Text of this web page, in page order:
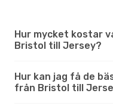
Hur mycket kostar
Bristol till Jersey?
Hur kan jag få de
från Bristol till